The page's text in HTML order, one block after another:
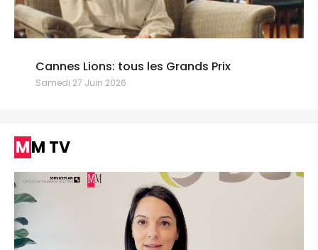
Cannes Lions: tous les Grands Prix
Samedi 27 Juin 2026
MM TV